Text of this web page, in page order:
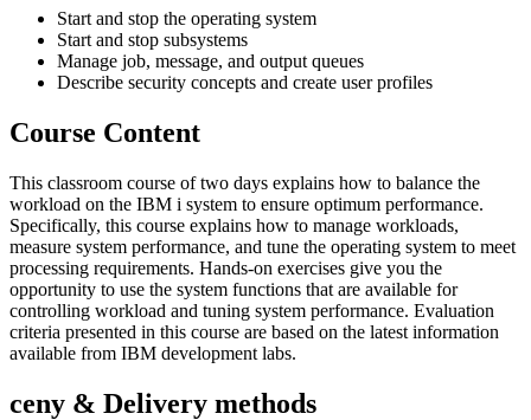
Start and stop the operating system
Start and stop subsystems
Manage job, message, and output queues
Describe security concepts and create user profiles
Course Content
This classroom course of two days explains how to balance the
workload on the IBM i system to ensure optimum performance.
Specifically, this course explains how to manage workloads,
measure system performance, and tune the operating system to meet
processing requirements. Hands-on exercises give you the
opportunity to use the system functions that are available for
controlling workload and tuning system performance. Evaluation
criteria presented in this course are based on the latest information
available from IBM development labs.
ceny & Delivery methods